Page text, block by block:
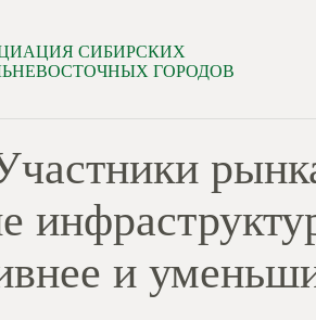
СИБИРСКИХ
ГОРОДОВ
и